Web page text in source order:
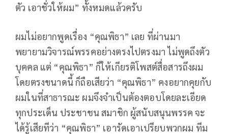
ตัว เอาชั่วให้ผม” ทั้งหมดแล้วครับ
ผมไม่อยากพูดเรื่อง “คุณพิธา” เลย ที่ผ่านมา
พยายามวิจารณ์พรรคอย่างตรงไปตรงมา ไม่พูดถึงตัว
บุคคล แต่ “คุณพิธา” ก็ให้เกียรติโพสต์สื่อสารถึงผม
โดยตรงขนาดนี้ ก็ถือเสียว่า “คุณพิธา” คงอยากคุยกับ
ผมในที่สาธารณะ ผมจึงจำเป็นต้องตอบโดยละเอียด
ทุกประเด็น ประชาชน สมาชิก ผู้สนับสนุนพรรค จะ
ได้รู้เสียทีว่า “คุณพิธา” เอารัดเอาเปรียบพวกผม ทีม